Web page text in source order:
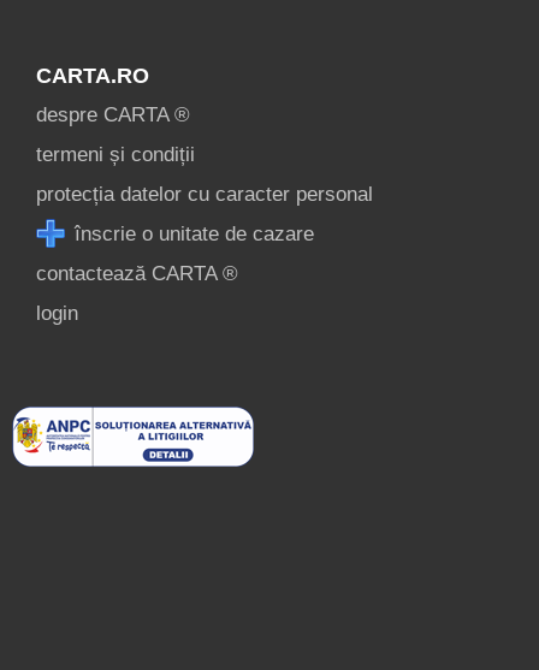
[2 offers auf 43.7 km]
Înscrie o unitate de
cazare
despre C A R T A ®
termeni și condiții
contact
Alle touristischen
Attraktionen in Beliș »
CARTA.RO
despre CARTA ®
termeni și condiții
protecția datelor cu caracter personal
înscrie o unitate de cazare
contactează CARTA ®
login